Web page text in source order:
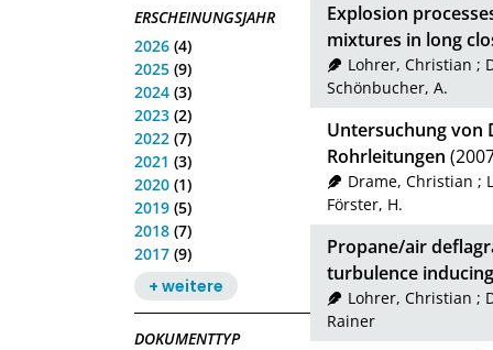
ERSCHEINUNGSJAHR
2026 (4)
2025 (9)
2024 (3)
2023 (2)
2022 (7)
2021 (3)
2020 (1)
2019 (5)
2018 (7)
2017 (9)
+ weitere
DOKUMENTTYP
Explosion
mixtures in long
Lohrer, Christian ;
Schönbucher, A.
Untersuchung von
Rohrleitungen
Drame, Christian ;
Förster, H.
Propane/air
turbulence
Lohrer, Christian ;
Rainer